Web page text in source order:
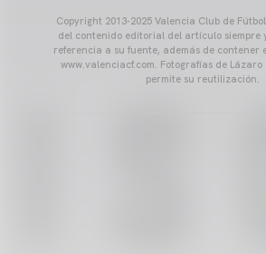
Copyright 2013-2025 Valencia Club de
del contenido editorial del artículo siempre
referencia a su fuente, además de contener
www.valenciacf.com. Fotografías de Lázaro
permite su reutilización.